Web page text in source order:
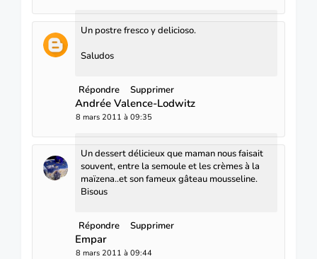
Un postre fresco y delicioso.
Saludos
Répondre Supprimer
Andrée Valence-Lodwitz
8 mars 2011 à 09:35
Un dessert délicieux que maman nous faisait
souvent, entre la semoule et les crèmes à la
maïzena..et son fameux gâteau mousseline.
Bisous
Répondre Supprimer
Empar
8 mars 2011 à 09:44